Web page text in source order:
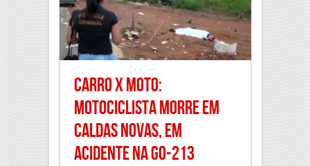
Carro x Moto:
Motociclista morre em
Caldas Novas, em
acidente na GO-213